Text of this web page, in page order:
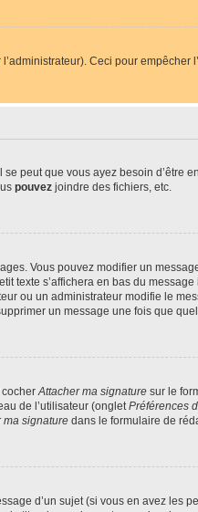
Ceci pour
peut que vous ayez besoin d’être
pouvez joindre des fichiers, etc.
Vous pouvez modifier un
s’affichera en bas du
ou un administrateur modifie le
un message une fois que
cocherAttacher ma signature sur le
de l’utilisateur (ongletPréférences
ma signature dans le formulaire de
d’un sujet (si vous en avez les